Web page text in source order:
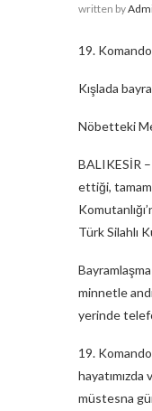
written by
19.
Kışlada
Nöbetteki
BALIKESİR
ettiği,
Türk Silahlı
minnetle
yerinde
19.
müstesna